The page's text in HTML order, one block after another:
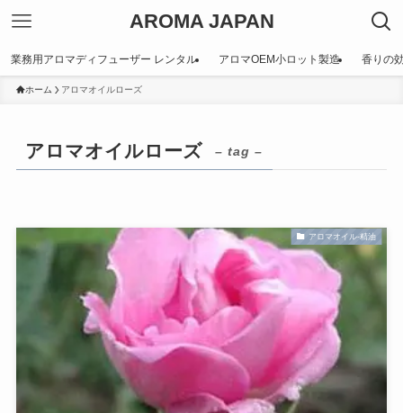
AROMA JAPAN
業務用アロマディフューザー レンタル アロマOEM小ロット製造 香りの
ホーム アロマオイルローズ
アロマオイルローズ – tag –
アロマオイル-精油